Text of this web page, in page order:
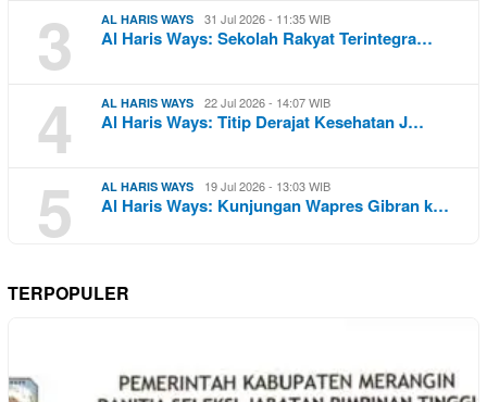
3 AL HARIS WAYS 31 Jul 2026 - 11:35 WIB
Al Haris Ways: Sekolah Rakyat Terintegra…
4 AL HARIS WAYS 22 Jul 2026 - 14:07 WIB
Al Haris Ways: Titip Derajat Kesehatan J…
5 AL HARIS WAYS 19 Jul 2026 - 13:03 WIB
Al Haris Ways: Kunjungan Wapres Gibran k…
TERPOPULER